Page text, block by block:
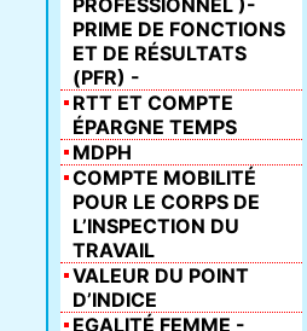
PROFESSIONNEL )-
PRIME DE FONCTIONS
ET DE RÉSULTATS
(PFR) -
RTT ET COMPTE
ÉPARGNE TEMPS
MDPH
COMPTE MOBILITÉ
POUR LE CORPS DE
L’INSPECTION DU
TRAVAIL
VALEUR DU POINT
D’INDICE
EGALITÉ FEMME -